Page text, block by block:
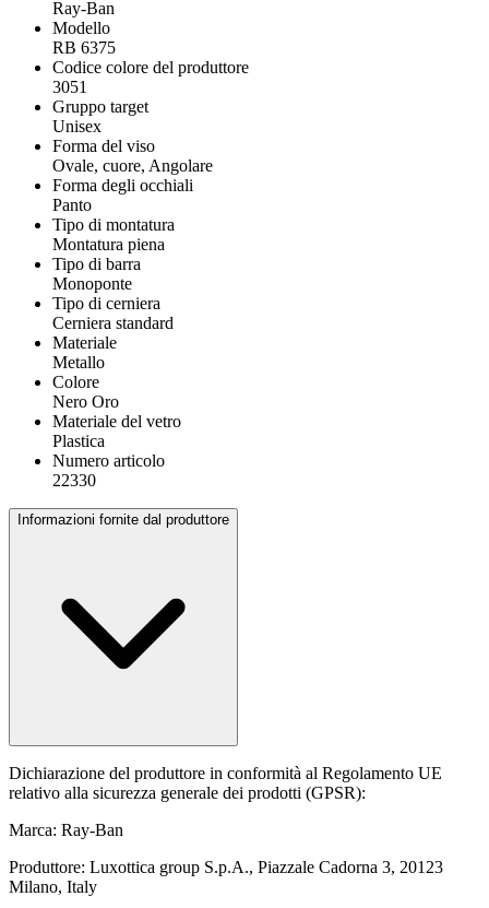
Ray-Ban
Modello
RB 6375
Codice colore del produttore
3051
Gruppo target
Unisex
Forma del viso
Ovale, cuore, Angolare
Forma degli occhiali
Panto
Tipo di montatura
Montatura piena
Tipo di barra
Monoponte
Tipo di cerniera
Cerniera standard
Materiale
Metallo
Colore
Nero Oro
Materiale del vetro
Plastica
Numero articolo
22330
Informazioni fornite dal produttore
Dichiarazione del produttore in conformità al Regolamento UE
relativo alla sicurezza generale dei prodotti (GPSR):
Marca: Ray-Ban
Produttore: Luxottica group S.p.A., Piazzale Cadorna 3, 20123
Milano, Italy